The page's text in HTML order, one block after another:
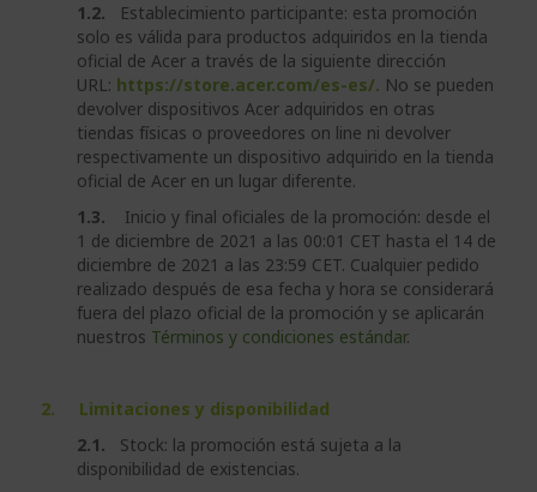
1.2.
Establecimiento participante: esta promoción
solo es válida para productos adquiridos en la tienda
oficial de Acer a través de la siguiente dirección
URL: https://store.acer.com/es-es/. No se pueden
devolver dispositivos Acer adquiridos en otras
tiendas físicas o proveedores on line ni devolver
respectivamente un dispositivo adquirido en la tienda
oficial de Acer en un lugar diferente.
1.3.
Inicio y final oficiales de la promoción: desde el
1 de diciembre de 2021 a las 00:01 CET hasta el 14 de
diciembre de 2021 a las 23:59 CET. Cualquier pedido
realizado después de esa fecha y hora se considerará
fuera del plazo oficial de la promoción y se aplicarán
nuestros Términos y condiciones estándar.
2. Limitaciones y disponibilidad
2.1. Stock: la promoción está sujeta a la
disponibilidad de existencias.